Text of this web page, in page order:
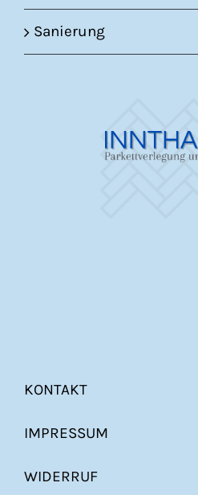
Sanierung
KONTAKT
IMPRESSUM
WIDERRUF